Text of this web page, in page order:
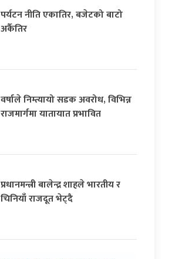
पर्यटन नीति एकातिर, बजेटको बाटो
अर्कैतिर
वर्षाले निम्त्यायो सडक अवरोध, विभिन्न
राजमार्गमा यातायात प्रभावित
प्रधानमन्त्री बालेन्द्र शाहले भारतीय र
चिनियाँ राजदूत भेट्दै